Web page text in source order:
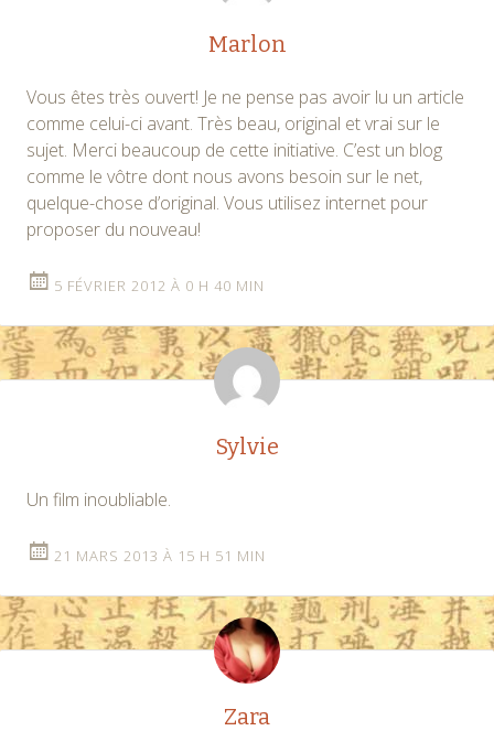
Marlon
Vous êtes très ouvert! Je ne pense pas avoir lu un article
comme celui-ci avant. Très beau, original et vrai sur le
sujet. Merci beaucoup de cette initiative. C’est un blog
comme le vôtre dont nous avons besoin sur le net,
quelque-chose d’original. Vous utilisez internet pour
proposer du nouveau!
5 FÉVRIER 2012 À 0 H 40 MIN
Sylvie
Un film inoubliable.
21 MARS 2013 À 15 H 51 MIN
Zara